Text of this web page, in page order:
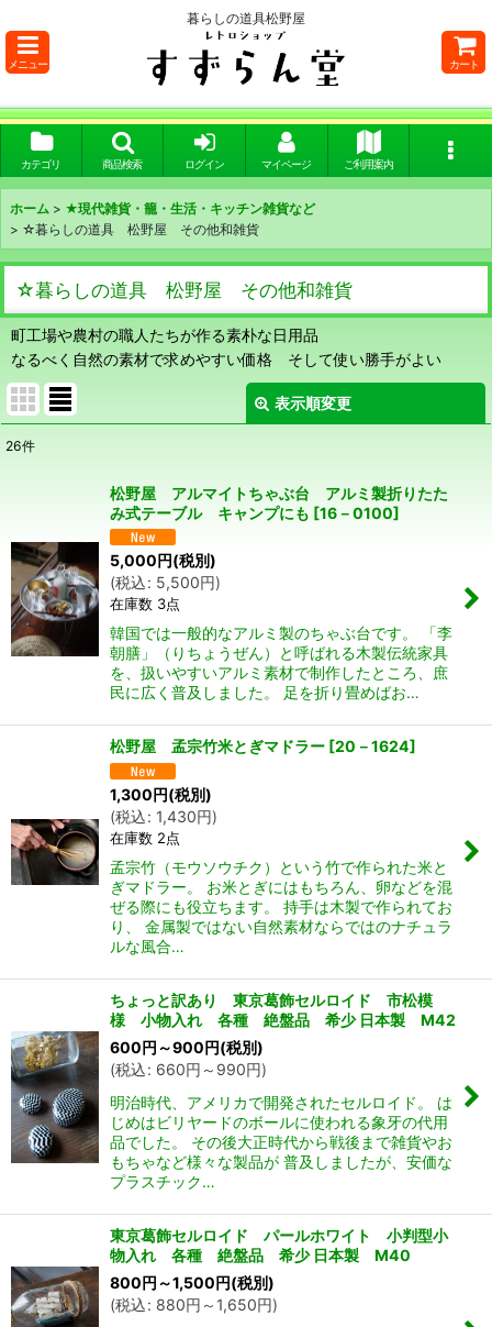
暮らしの道具松野屋
メニュー カート
カテゴリ 商品検索 ログイン マイページ ご利用案内
ホーム > ★現代雑貨・籠・生活・キッチン雑貨など
> ☆暮らしの道具 松野屋 その他和雑貨
☆暮らしの道具 松野屋 その他和雑貨
町工場や農村の職人たちが作る素朴な日用品
なるべく自然の素材で求めやすい価格 そして使い勝手がよい
表示順変更
並び順:
絞り込む
26件
松野屋 アルマイトちゃぶ台 アルミ製折りたた
み式テーブル キャンプにも [16－0100]
5,000 円(税別)
(税込: 5,500円)
在庫数 3点
韓国では一般的なアルミ製のちゃぶ台です。 「李
朝膳」（りちょうぜん）と呼ばれる木製伝統家具
を、扱いやすいアルミ素材で制作したところ、庶
民に広く普及しました。 足を折り畳めばお…
松野屋 孟宗竹米とぎマドラー [20－1624]
1,300円(税別)
(税込: 1,430円)
在庫数 2点
孟宗竹（モウソウチク）という竹で作られた米と
ぎマドラー。 お米とぎにはもちろん、卵などを混
ぜる際にも役立ちます。 持手は木製で作られてお
り、 金属製ではない自然素材ならではのナチュラ
ルな風合…
ちょっと訳あり 東京葛飾セルロイド 市松模
様 小物入れ 各種 絶盤品 希少 日本製 M42
600円 ～900円(税別)
(税込: 660円 ～990円)
明治時代、アメリカで開発されたセルロイド。 は
じめはビリヤードのボールに使われる象牙の代用
品でした。 その後大正時代から戦後まで雑貨やお
もちゃなど様々な製品が 普及しましたが、安価な
プラスチック…
東京葛飾セルロイド パールホワイト 小判型小
物入れ 各種 絶盤品 希少 日本製 M40
800円 ～1,500円(税別)
(税込: 880円 ～1,650円)